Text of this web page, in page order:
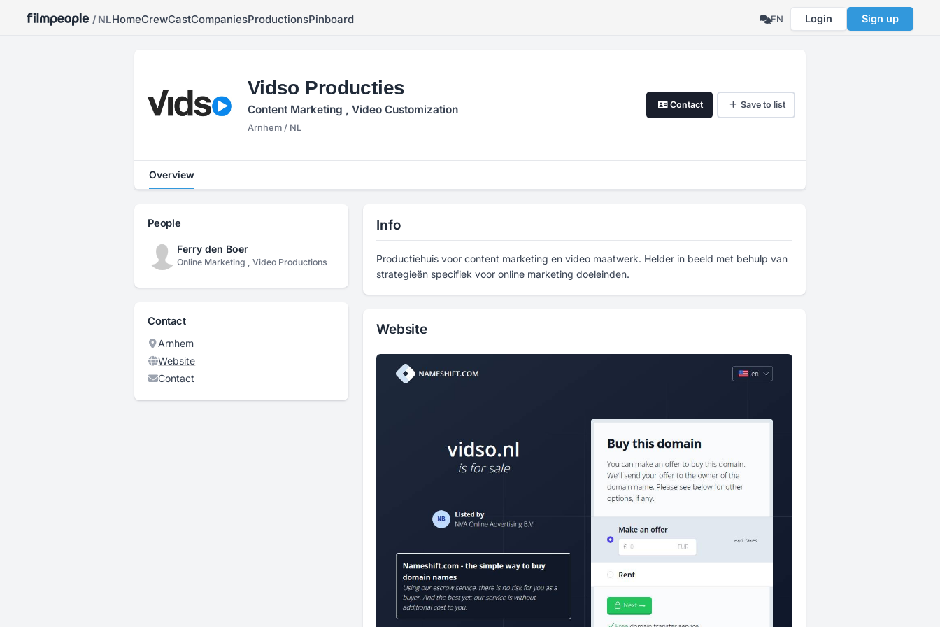
/ NLHomeCrewCastCompaniesProductionsPinboard EN Login Sign up
Vidso Producties
Content Marketing , Video Customization
Arnhem / NL
Contact Save to list
Overview
People
Ferry den Boer
Online Marketing , Video Productions
Contact
Arnhem
Website
Contact
Info
Productiehuis voor content marketing en video maatwerk. Helder in beeld met behulp van
strategieën specifiek voor online marketing doeleinden.
Website